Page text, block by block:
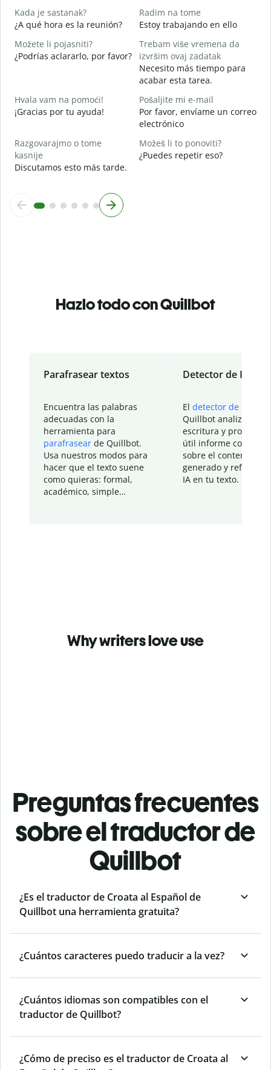
Kada je sastanak?
¿A qué hora es la reunión?
Radim na tome
Estoy trabajando en ello
Možete li pojasniti?
¿Podrías aclararlo, por favor?
Trebam više vremena da
izvršim ovaj zadatak
Necesito más tiempo para
acabar esta tarea.
Hvala vam na pomoći!
¡Gracias por tu ayuda!
Pošaljite mi e-mail
Por favor, envíame un correo
electrónico
Razgovarajmo o tome
kasnije
Discutamos esto más tarde.
Možeš li to ponoviti?
¿Puedes repetir eso?
Hazlo todo con Quillbot
Parafrasear textos
Encuentra las palabras
adecuadas con la
herramienta para
parafrasear de Quillbot.
Usa nuestros modos para
hacer que el texto suene
como quieras: formal,
académico, simple…
Detector de IA
El detector de IA
Quillbot analiza tu
escritura y
útil informe con
sobre el contenido
generado y refinado
IA en tu texto.
Why writers love use
Preguntas frecuentes
sobre el traductor de
Quillbot
¿Es el traductor de Croata al Español de
Quillbot una herramienta gratuita?
¿Cuántos caracteres puedo traducir a la vez?
¿Cuántos idiomas son compatibles con el
traductor de Quillbot?
¿Cómo de preciso es el traductor de Croata al